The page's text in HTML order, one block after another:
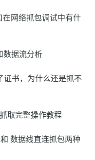
在网络抓包调试中有什
数据流分析
书，为什么还是抓不
取完整操作教程
数据线直连抓包两种